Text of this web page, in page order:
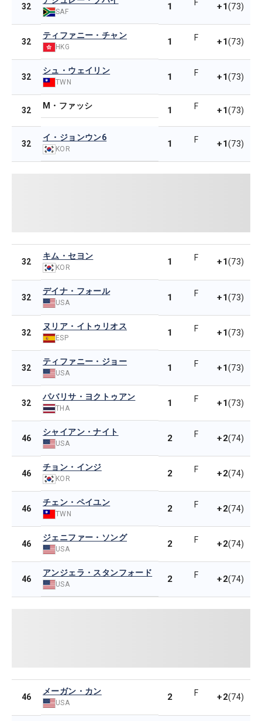
32
SAF 1 F +1(73)
32
ティファニー・チャン
HKG 1 F +1(73)
32
シュ・ウェイリン
TWN 1 F +1(73)
32 M・ファッシ 1 F +1(73)
32
イ・ジョンウン6
KOR 1 F +1(73)
32
キム・セヨン
KOR
1 F +1(73)
32
デイナ・フォール
USA 1 F +1(73)
32
ヌリア・イトゥリオス
ESP 1 F +1(73)
32
ティファニー・ジョー
USA 1 F +1(73)
32
パバリサ・ヨクトゥアン
THA 1 F +1(73)
46
シャイアン・ナイト
USA 2 F +2(74)
46
チョン・インジ
KOR 2 F +2(74)
46
チェン・ペイユン
TWN 2 F +2(74)
46
ジェニファー・ソング
USA 2 F +2(74)
46
アンジェラ・スタンフォード
USA 2 F +2(74)
46
メーガン・カン
USA
2 F +2(74)